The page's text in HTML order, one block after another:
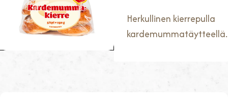
Herkullinen kierrepulla
kardemummatäytteellä.